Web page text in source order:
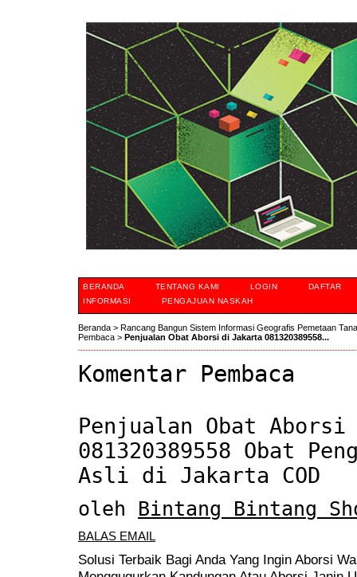
BERANDA TENTANG KAMI LOGIN
DAFTAR
INFORMASI
PENGAJUAN NASKAH
Beranda > Rancang Bangun Sistem Informasi Geografis Pemetaan
Pembaca > Penjualan Obat Aborsi di Jakarta 081320389558...
Komentar Pembaca
Penjualan Obat
081320389558 Obat
Asli di Jakarta COD
oleh Bintang Bintang
BALAS EMAIL
Solusi Terbaik Bagi Anda Yang Ingin Aborsi